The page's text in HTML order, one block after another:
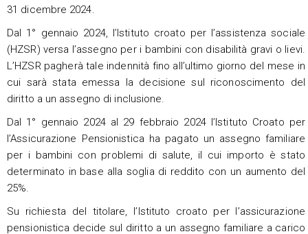
31 dicembre 2024.
Dal 1° gennaio 2024, l’Istituto croato per l’assistenza sociale
(HZSR) versa l’assegno per i bambini con disabilità gravi o lievi.
L’HZSR pagherà tale indennità fino all’ultimo giorno del mese in
cui sarà stata emessa la decisione sul riconoscimento del
diritto a un assegno di inclusione.
Dal 1° gennaio 2024 al 29 febbraio 2024 l’Istituto Croato per
l’Assicurazione Pensionistica ha pagato un assegno familiare
per i bambini con problemi di salute, il cui importo è stato
determinato in base alla soglia di reddito con un aumento del
25%.
Su richiesta del titolare, l’Istituto croato per l’assicurazione
pensionistica decide sul diritto a un assegno familiare a carico